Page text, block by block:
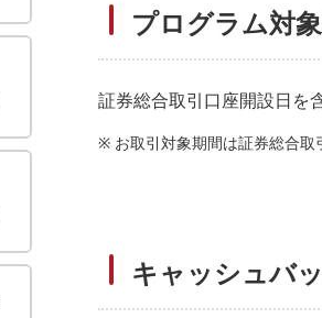
プログラム対
証券総合取引口座開設日を
※ お取引対象期間は証券総合
キャッシュバ